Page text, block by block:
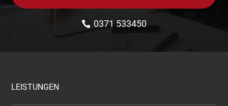
0371 533450
LEISTUNGEN